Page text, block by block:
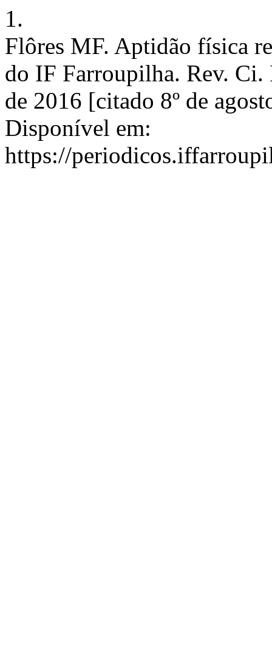
1.
Flôres MF. Aptidão física
do IF Farroupilha. Rev. Ci.
de 2016 [citado 8º de
Disponível em:
https://